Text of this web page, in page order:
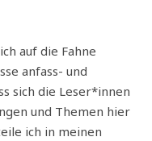
anfass- und
sich die Leser*innen
und Themen hier
ich in meinen